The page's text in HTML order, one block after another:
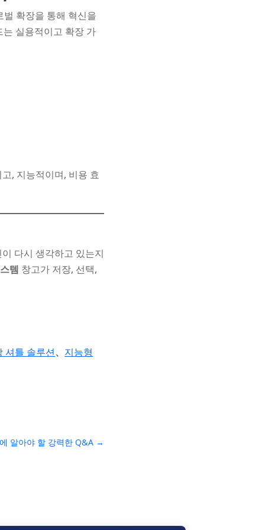
확장을 통해 혁신을
실용적이고 확장 가
, 지능적이며, 비용 효
다시 생각하고 있는지
템 창고가 저장, 선택,
셔틀 솔루션、 지능형
알아야 할 강력한 Q&A →